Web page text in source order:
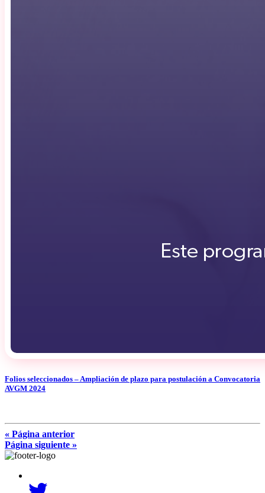
Folios seleccionados – Ampliación de plazo para postulación a Convocatoria
AVGM 2024
« Página anterior
Página siguiente »